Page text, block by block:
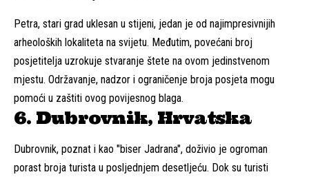
Petra, stari grad uklesan u stijeni, jedan je od najimpresivnijih
arheoloških lokaliteta na svijetu. Međutim, povećani broj
posjetitelja uzrokuje stvaranje štete na ovom jedinstvenom
mjestu. Održavanje, nadzor i ograničenje broja posjeta mogu
pomoći u zaštiti ovog povijesnog blaga.
6. Dubrovnik, Hrvatska
Dubrovnik, poznat i kao "biser Jadrana", doživio je ogroman
porast broja turista u posljednjem desetljeću. Dok su turisti